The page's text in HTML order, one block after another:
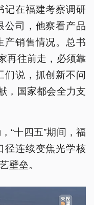
记在福建考察调研
公司，他察看产品
产销售情况。总书
再往前走，必须靠
们说，抓创新不问
，国家都会全力支
“十四五”期间，福
径连续变焦光学核
壁垒。